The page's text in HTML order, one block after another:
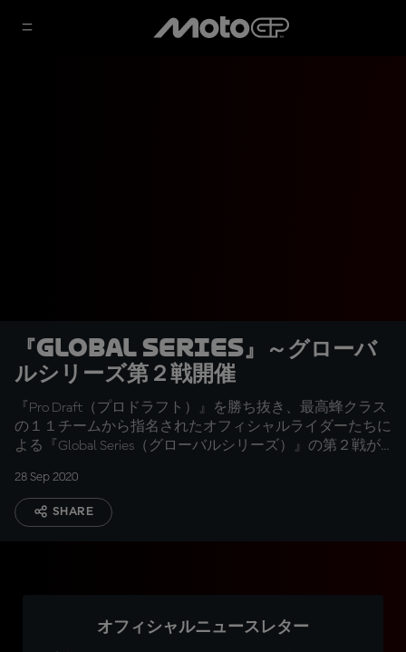
『GLOBAL SERIES』～グローバ
ルシリーズ第２戦開催
『Pro Draft（プロドラフト）』を勝ち抜き、最高蜂クラス
の１１チームから指名されたオフィシャルライダーたちに
よる『Global Series（グローバルシリーズ）』の第２戦が
28 Sep 2020
SHARE
オフィシャルニュースレター